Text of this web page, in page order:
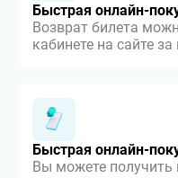
Быстрая онлайн-
Возврат билета
кабинете на сайте
Быстрая онлайн-
Вы можете получить